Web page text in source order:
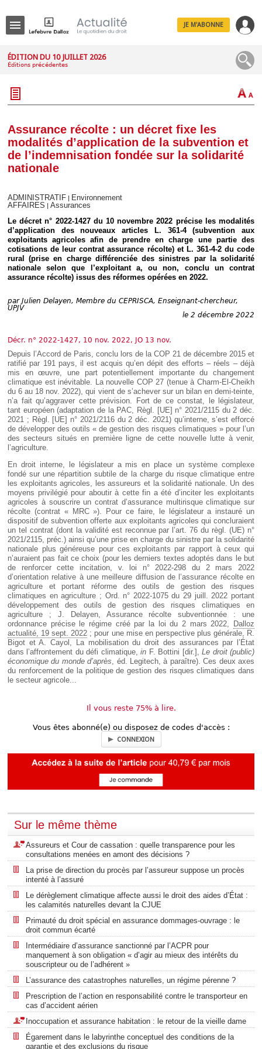
JE M'ABONNE
ÉDITION DU 10 JUILLET 2026
Éditions précédentes
Assurance récolte : un décret fixe les
modalités d’application de la subvention et
de l’indemnisation fondée sur la solidarité
nationale
ADMINISTRATIF
Environnement
AFFAIRES
Assurances
Le décret n° 2022-1427 du 10 novembre 2022 précise les modalités
d’application des nouveaux articles L. 361-4 (subvention aux
exploitants agricoles afin de prendre en charge une partie des
cotisations de leur contrat assurance récolte) et L. 361-4-2 du code
rural (prise en charge différenciée des sinistres par la solidarité
nationale selon que l’exploitant a, ou non, conclu un contrat
assurance récolte) issus des réformes opérées en 2022.
par Julien Delayen, Membre du CEPRISCA, Enseignant-chercheur,
UPJV
le 2 décembre 2022
Décr. n° 2022-1427, 10 nov. 2022, JO 13 nov.
Depuis l’Accord de Paris, conclu lors de la COP 21 de décembre 2015 et
ratifié par 191 pays, il est acquis qu’en dépit des efforts – réels – déjà
mis en œuvre, une part potentiellement importante du changement
climatique est inévitable. La nouvelle COP 27 (tenue à Charm-El-Cheikh
du 6 au 18 nov. 2022), qui vient de s’achever sur un bilan en demi-teinte,
n’a fait qu’aggraver cette prévision. Fort de ce constat, le législateur,
tant européen (adaptation de la PAC, Règl. [UE] n° 2021/2115 du 2 déc.
2021 ; Règl. [UE] n° 2021/2116 du 2 déc. 2021) qu’interne, s’est efforcé
de développer des outils « de gestion des risques climatiques » pour l’un
des secteurs situés en première ligne de cette nouvelle lutte à venir,
l’agriculture.
En droit interne, le législateur a mis en place un système complexe
fondé sur une répartition subtile de la charge du risque climatique entre
les exploitants agricoles, les assureurs et la solidarité nationale. Un des
moyens privilégié pour aboutir à cette fin a été d’inciter les exploitants
agricoles à souscrire un contrat d’assurance multirisque climatique sur
récolte (contrat « MRC »). Pour ce faire, le législateur a instauré un
dispositif de subvention offerte aux exploitants agricoles qui concluraient
un tel contrat (dont la validité est reconnue par l’art. 76 du règl. (UE) n°
2021/2115, préc.) ainsi qu’une prise en charge du sinistre par la solidarité
nationale plus généreuse pour ces exploitants par rapport à ceux qui
n’auraient pas fait ce choix (pour les derniers textes adoptés dans le but
de renforcer cette incitation, v. loi n° 2022-298 du 2 mars 2022
d’orientation relative à une meilleure diffusion de l’assurance récolte en
agriculture et portant réforme des outils de gestion des risques
climatiques en agriculture ; Ord. n° 2022-1075 du 29 juill. 2022 portant
développement des outils de gestion des risques climatiques en
agriculture ; J. Delayen, Assurance récolte subventionnée : une
ordonnance précise le régime créé par la loi du 2 mars 2022,
Dalloz
actualité, 19 sept. 2022 ; pour une mise en perspective plus générale, R.
Bigot et A. Cayol, La mobilisation du droit des assurances par l’État
dans l’affrontement du défi climatique,in F. Bottini [dir.],Le droit (public)
économique du monde d’après , éd. Legitech, à paraître). Ces deux axes
du renforcement de la politique de gestion des risques climatiques dans
le secteur agricole...
Il vous reste 75% à lire.
Vous êtes abonné(e) ou disposez de codes d'accès :
CONNEXION
Sur le même thème
Assureurs et Cour de cassation : quelle transparence pour les
consultations menées en amont des décisions ?
La prise de direction du procès par l’assureur suppose un procès
intenté à l’assuré
Le dérèglement climatique affecte aussi le droit des aides d’État :
les calamités naturelles devant la CJUE
Primauté du droit spécial en assurance dommages-ouvrage : le
droit commun écarté
Intermédiaire d’assurance sanctionné par l’ACPR pour
manquement à son obligation « d’agir au mieux des intérêts du
souscripteur ou de l’adhérent »
L’assurance des catastrophes naturelles, un régime pérenne ?
Prescription de l’action en responsabilité contre le transporteur en
cas d’accident aérien
Inoccupation et assurance habitation : le retour de la vieille dame
Égarement dans le labyrinthe conceptuel des conditions de la
garantie et des exclusions du risque